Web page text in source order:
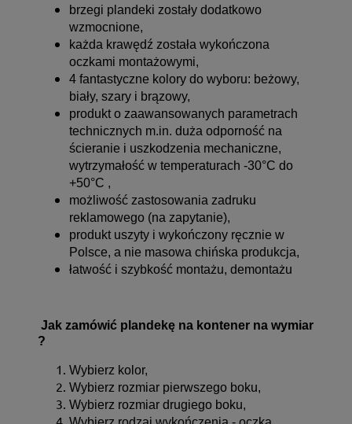
brzegi plandeki zostały dodatkowo
wzmocnione,
każda krawędź została wykończona
oczkami montażowymi,
4 fantastyczne kolory do wyboru: beżowy,
biały, szary i brązowy,
produkt o zaawansowanych parametrach
technicznych m.in. duża odporność na
ścieranie i uszkodzenia mechaniczne,
wytrzymałość w temperaturach -30°C do
+50°C ,
możliwość zastosowania zadruku
reklamowego (na zapytanie),
produkt uszyty i wykończony ręcznie w
Polsce, a nie masowa chińska produkcja,
łatwość i szybkość montażu, demontażu
Jak zamówić plandekę na kontener na wymiar
?
Wybierz kolor,
Wybierz rozmiar pierwszego boku,
Wybierz rozmiar drugiego boku,